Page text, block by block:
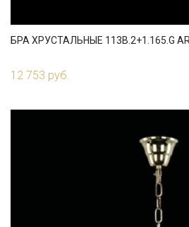
БРА ХРУСТАЛЬНЫЕ 113B.2+1.165.G
12 753 руб.